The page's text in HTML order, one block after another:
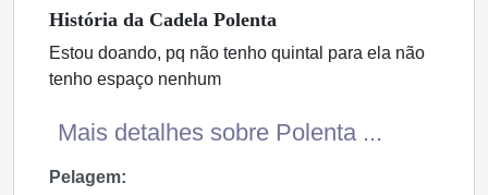
História da Cadela Polenta
Estou doando, pq não tenho quintal para ela não
tenho espaço nenhum
Mais detalhes sobre Polenta ...
Pelagem: